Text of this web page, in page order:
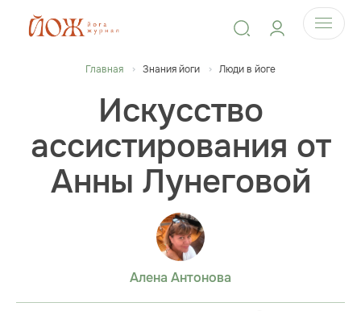
Главная Знания йоги Люди в йоге
Искусство
ассистирования от
Анны Лунеговой
Алена Антонова